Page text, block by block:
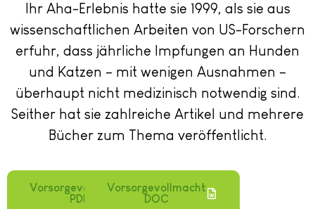
Ihr Aha-Erlebnis hatte sie 1999, als sie aus
wissenschaftlichen Arbeiten von US-Forschern
erfuhr, dass jährliche Impfungen an Hunden
und Katzen – mit wenigen Ausnahmen –
überhaupt nicht medizinisch notwendig sind.
Seither hat sie zahlreiche Artikel und mehrere
Bücher zum Thema veröffentlicht.
Vorsorgevollmacht
PDF
Vorsorgevollmacht
DOC